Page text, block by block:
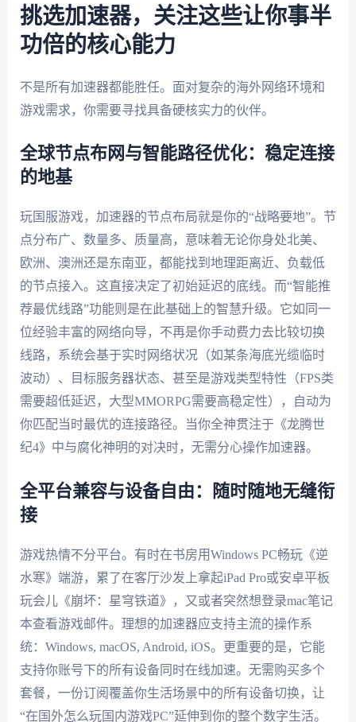
挑选加速器，关注这些让你事半
功倍的核心能力
不是所有加速器都能胜任。面对复杂的海外网络环境和
游戏需求，你需要寻找具备硬核实力的伙伴。
全球节点布网与智能路径优化：稳定连接
的地基
玩国服游戏，加速器的节点布局就是你的“战略要地”。节
点分布广、数量多、质量高，意味着无论你身处北美、
欧洲、澳洲还是东南亚，都能找到地理距离近、负载低
的节点接入。这直接决定了初始延迟的底线。而“智能推
荐最优线路”功能则是在此基础上的智慧升级。它如同一
位经验丰富的网络向导，不再是你手动费力去比较切换
线路，系统会基于实时网络状况（如某条海底光缆临时
波动）、目标服务器状态、甚至是游戏类型特性（FPS类
需要超低延迟，大型MMORPG需要高稳定性），自动为
你匹配当时最优的连接路径。当你全神贯注于《龙腾世
纪4》中与腐化神明的对决时，无需分心操作加速器。
全平台兼容与设备自由：随时随地无缝衔
接
游戏热情不分平台。有时在书房用Windows PC畅玩《逆
水寒》端游，累了在客厅沙发上拿起iPad Pro或安卓平板
玩会儿《崩坏：星穹铁道》，又或者突然想登录mac笔记
本查看游戏邮件。理想的加速器应支持主流的操作系
统：Windows, macOS, Android, iOS。更重要的是，它能
支持你账号下的所有设备同时在线加速。无需购买多个
套餐，一份订阅覆盖你生活场景中的所有设备切换，让
“在国外怎么玩国内游戏PC”延伸到你的整个数字生活。